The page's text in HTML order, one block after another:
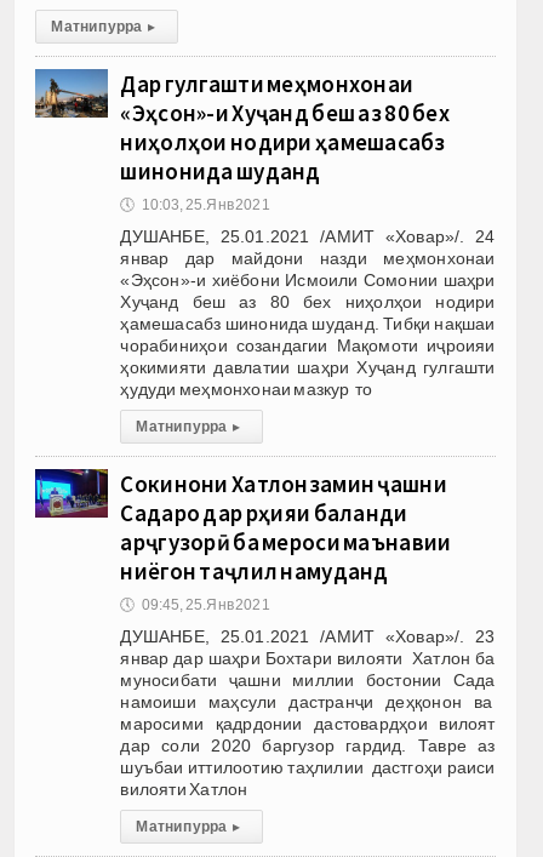
Матни пурра ▸
Дар гулгашти меҳмонхонаи
«Эҳсон»-и Хуҷанд беш аз 80 бех
ниҳолҳои нодири ҳамешасабз
шинонида шуданд
🕔 10:03, 25.Янв 2021
ДУШАНБЕ, 25.01.2021 /АМИТ «Ховар»/. 24
январ дар майдони назди меҳмонхонаи
«Эҳсон»-и хиёбони Исмоили Сомонии шаҳри
Хуҷанд беш аз 80 бех ниҳолҳои нодири
ҳамешасабз шинонида шуданд. Тибқи нақшаи
чорабиниҳои созандагии Мақомоти иҷроияи
ҳокимияти давлатии шаҳри Хуҷанд гулгашти
ҳудуди меҳмонхонаи мазкур то
Матни пурра ▸
Сокинони Хатлонзамин ҷашни
Садаро дар рӯҳияи баланди
арҷгузорӣ ба мероси маънавии
ниёгон таҷлил намуданд
🕔 09:45, 25.Янв 2021
ДУШАНБЕ, 25.01.2021 /АМИТ «Ховар»/. 23
январ дар шаҳри Бохтари вилояти Хатлон ба
муносибати ҷашни миллии бостонии Сада
намоиши маҳсули дастранҷи деҳқонон ва
маросими қадрдонии дастовардҳои вилоят
дар соли 2020 баргузор гардид. Тавре аз
шуъбаи иттилоотию таҳлилии дастгоҳи раиси
вилояти Хатлон
Матни пурра ▸